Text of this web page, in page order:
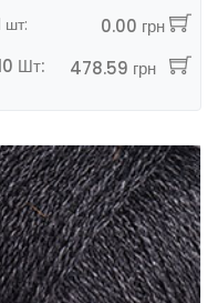
шт:
0.00 грн
Шт:
478.59 грн